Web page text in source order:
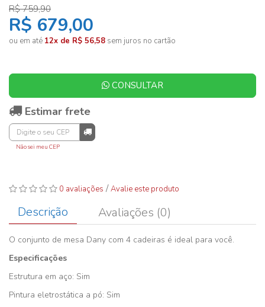
R$ 759,90
R$ 679,00
ou em até 12x de R$ 56,58 sem juros no cartão
CONSULTAR
Estimar frete
Não sei meu CEP
0 avaliações /Avalie este produto
Descrição Avaliações (0)
O conjunto de mesa Dany com 4 cadeiras é ideal para você.
Especificações
Estrutura em aço: Sim
Pintura eletrostática a pó: Sim